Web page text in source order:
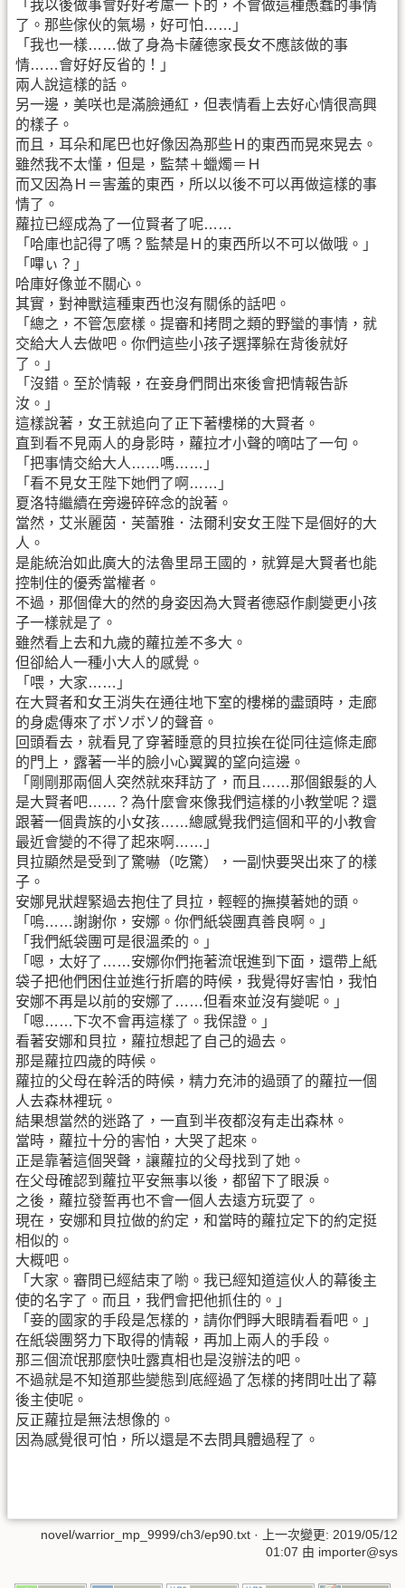
「我以後做事會好好考慮一下的，不會做這種愚蠢的事情
了。那些傢伙的氣場，好可怕……」
「我也一樣……做了身為卡薩德家長女不應該做的事
情……會好好反省的！」
兩人說這樣的話。
另一邊，美咲也是滿臉通紅，但表情看上去好心情很高興
的樣子。
而且，耳朵和尾巴也好像因為那些Ｈ的東西而晃來晃去。
雖然我不太懂，但是，監禁＋蠟燭＝Ｈ
而又因為Ｈ＝害羞的東西，所以以後不可以再做這樣的事
情了。
蘿拉已經成為了一位賢者了呢……
「哈庫也記得了嗎？監禁是Ｈ的東西所以不可以做哦。」
「嗶ぃ？」
哈庫好像並不關心。
其實，對神獸這種東西也沒有關係的話吧。
「總之，不管怎麼樣。提審和拷問之類的野蠻的事情，就
交給大人去做吧。你們這些小孩子選擇躲在背後就好
了。」
「沒錯。至於情報，在妾身們問出來後會把情報告訴
汝。」
這樣說著，女王就追向了正下著樓梯的大賢者。
直到看不見兩人的身影時，蘿拉才小聲的嘀咕了一句。
「把事情交給大人……嗎……」
「看不見女王陛下她們了啊……」
夏洛特繼續在旁邊碎碎念的說著。
當然，艾米麗茵．芙蕾雅．法爾利安女王陛下是個好的大
人。
是能統治如此廣大的法魯里昂王國的，就算是大賢者也能
控制住的優秀當權者。
不過，那個偉大的然的身姿因為大賢者德惡作劇變更小孩
子一樣就是了。
雖然看上去和九歲的蘿拉差不多大。
但卻給人一種小大人的感覺。
「喂，大家……」
在大賢者和女王消失在通往地下室的樓梯的盡頭時，走廊
的身處傳來了ボソボソ的聲音。
回頭看去，就看見了穿著睡意的貝拉挨在從同往這條走廊
的門上，露著一半的臉小心翼翼的望向這邊。
「剛剛那兩個人突然就來拜訪了，而且……那個銀髮的人
是大賢者吧……？為什麼會來像我們這樣的小教堂呢？還
跟著一個貴族的小女孩……總感覺我們這個和平的小教會
最近會變的不得了起來啊……」
貝拉顯然是受到了驚嚇（吃驚），一副快要哭出來了的樣
子。
安娜見狀趕緊過去抱住了貝拉，輕輕的撫摸著她的頭。
「嗚……謝謝你，安娜。你們紙袋團真善良啊。」
「我們紙袋團可是很溫柔的。」
「嗯，太好了……安娜你們拖著流氓進到下面，還帶上紙
袋子把他們困住並進行折磨的時候，我覺得好害怕，我怕
安娜不再是以前的安娜了……但看來並沒有變呢。」
「嗯……下次不會再這樣了。我保證。」
看著安娜和貝拉，蘿拉想起了自己的過去。
那是蘿拉四歲的時候。
蘿拉的父母在幹活的時候，精力充沛的過頭了的蘿拉一個
人去森林裡玩。
結果想當然的迷路了，一直到半夜都沒有走出森林。
當時，蘿拉十分的害怕，大哭了起來。
正是靠著這個哭聲，讓蘿拉的父母找到了她。
在父母確認到蘿拉平安無事以後，都留下了眼淚。
之後，蘿拉發誓再也不會一個人去遠方玩耍了。
現在，安娜和貝拉做的約定，和當時的蘿拉定下的約定挺
相似的。
大概吧。
「大家。審問已經結束了喲。我已經知道這伙人的幕後主
使的名字了。而且，我們會把他抓住的。」
「妾的國家的手段是怎樣的，請你們睜大眼睛看看吧。」
在紙袋團努力下取得的情報，再加上兩人的手段。
那三個流氓那麼快吐露真相也是沒辦法的吧。
不過就是不知道那些變態到底經過了怎樣的拷問吐出了幕
後主使呢。
反正蘿拉是無法想像的。
因為感覺很可怕，所以還是不去問具體過程了。
novel/warrior_mp_9999/ch3/ep90.txt · 上一次變更: 2019/05/12
01:07 由 importer@sys